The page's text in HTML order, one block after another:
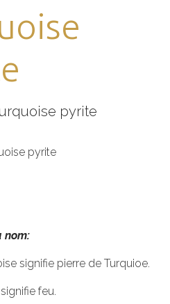
pyrite
pyrite
nom:
signifie pierre de Turquioe.
feu.